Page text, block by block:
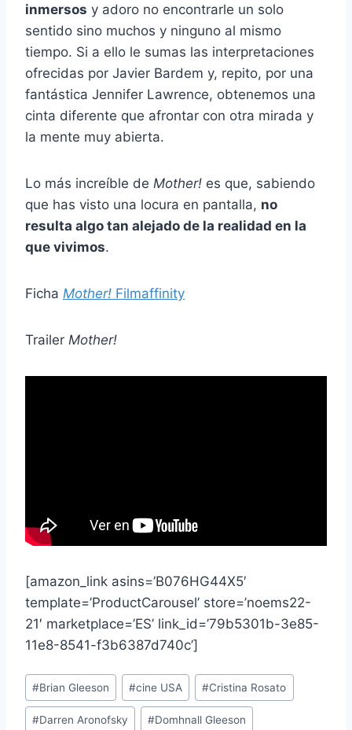
inmersos y adoro no encontrarle un solo
sentido sino muchos y ninguno al mismo
tiempo. Si a ello le sumas las interpretaciones
ofrecidas por Javier Bardem y, repito, por una
fantástica Jennifer Lawrence, obtenemos una
cinta diferente que afrontar con otra mirada y
la mente muy abierta.
Lo más increíble de Mother! es que, sabiendo
que has visto una locura en pantalla, no
resulta algo tan alejado de la realidad en la
que vivimos.
Ficha Mother! Filmaffinity
Trailer Mother!
[amazon_link asins=’B076HG44X5′
template=’ProductCarousel’ store=’noems22-
21′ marketplace=’ES’ link_id=’79b5301b-3e85-
11e8-8541-f3b6387d740c’]
Etiquetas
de
la
#Brian Gleeson #cine USA #Cristina Rosato
#Darren Aronofsky #Domhnall Gleeson